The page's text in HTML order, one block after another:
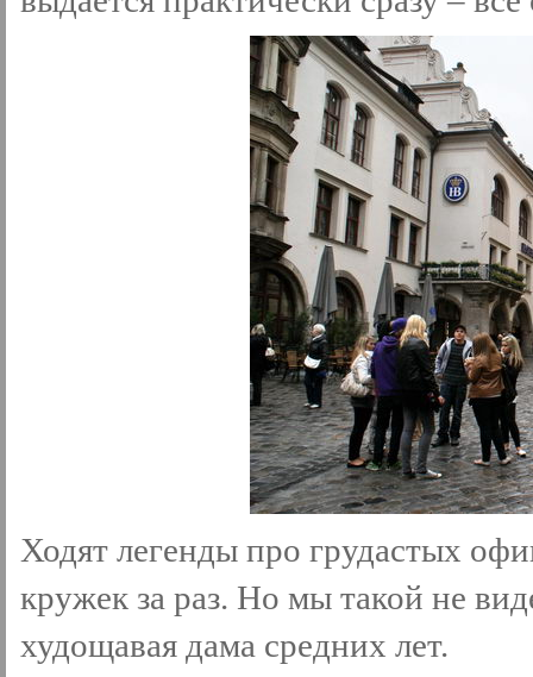
Ходят легенды про грудастых
кружек за раз. Но мы такой не
худощавая дама средних лет.